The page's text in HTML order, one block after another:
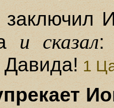
заключил
и сказал:
Давида!1